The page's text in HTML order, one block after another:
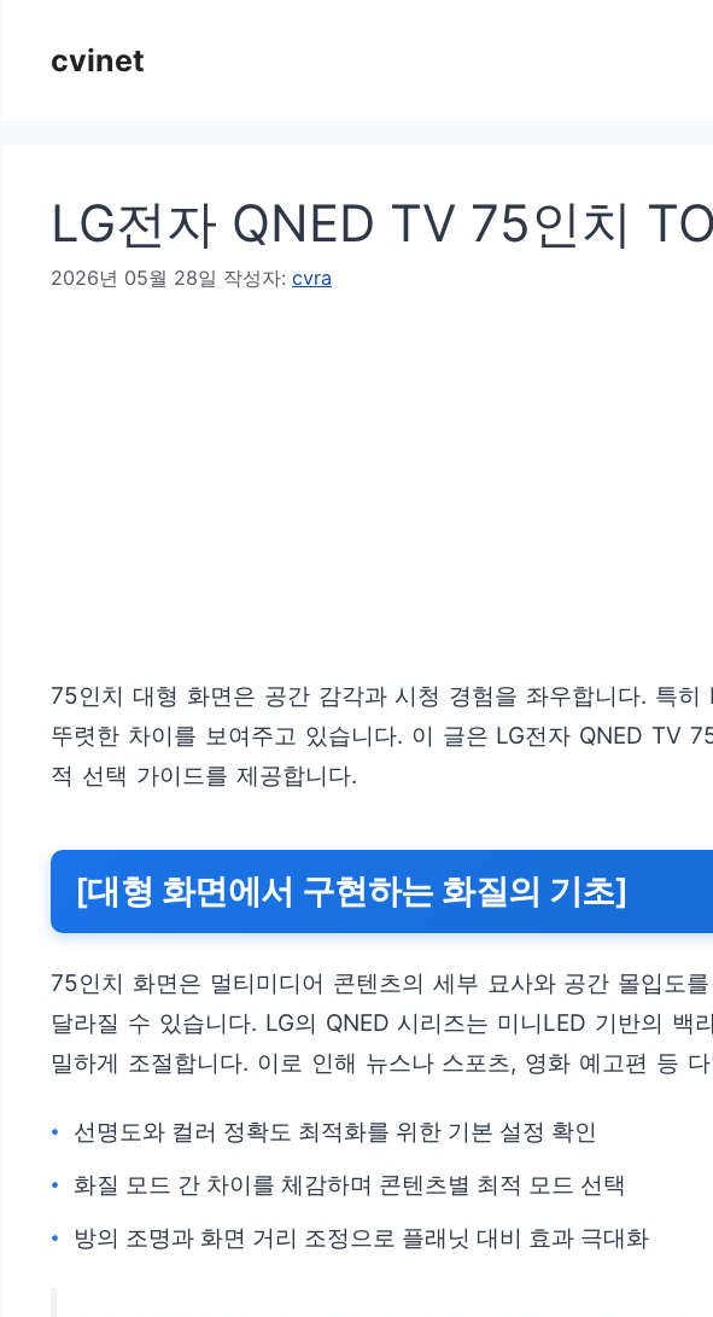
cvinet
LG전자 QNED TV 75인치
2026년 05월 28일 작성자: cvra
75인치 대형 화면은 공간 감각과 시청 경험을 좌우합니다. 특
뚜렷한 차이를 보여주고 있습니다. 이 글은 LG전자 QNED TV
적 선택 가이드를 제공합니다.
[대형 화면에서 구현하는 화질의 기초]
75인치 화면은 멀티미디어 콘텐츠의 세부 묘사와 공간 몰입도
달라질 수 있습니다. LG의 QNED 시리즈는 미니LED 기반의
밀하게 조절합니다. 이로 인해 뉴스나 스포츠, 영화 예고편 등
선명도와 컬러 정확도 최적화를 위한 기본 설정 확인
화질 모드 간 차이를 체감하며 콘텐츠별 최적 모드 선택
방의 조명과 화면 거리 조정으로 플래닛 대비 효과 극대화